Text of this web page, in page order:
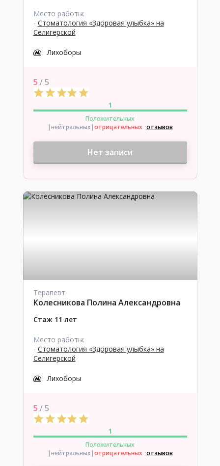
Место работы:
- Стоматология «Здоровая улыбка» на
Селигерской
Лихоборы
5 / 5
1
Положительных
|нейтральных|отрицательных отзывов
Нет записи
Терапевт
Колесникова Полина Александровна
Стаж 11 лет
Место работы:
- Стоматология «Здоровая улыбка» на
Селигерской
Лихоборы
5 / 5
1
Положительных
|нейтральных|отрицательных отзывов